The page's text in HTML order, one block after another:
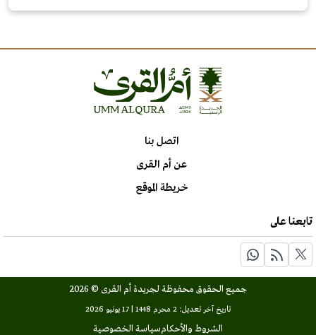
اتصل بنا
عن أم القرى
خريطة الموقع
تابعنا على
جميع الحقوق محفوظة لجريدة أم القرى © 2026
تاريخ آخر تعديل: 2 محرم 1448 | 17 يونيو 2026
الشروط والأحكامسياسة الخصوصية